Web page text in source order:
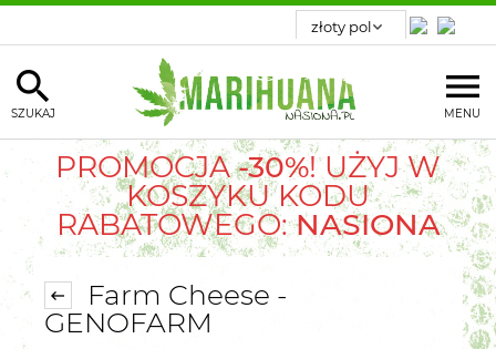
MENU
SZUKAJ
PROMOCJA-30%! UŻYJ W
KOSZYKU KODU
RABATOWEGO:NASIONA
Farm Cheese -
GENOFARM